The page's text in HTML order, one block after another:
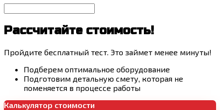
Рассчитайте стоимость!
Пройдите бесплатный тест. Это займет менее минуты!
Подберем оптимальное оборудование
Подготовим детальную смету, которая не
поменяется в процессе работы
Калькулятор стоимости